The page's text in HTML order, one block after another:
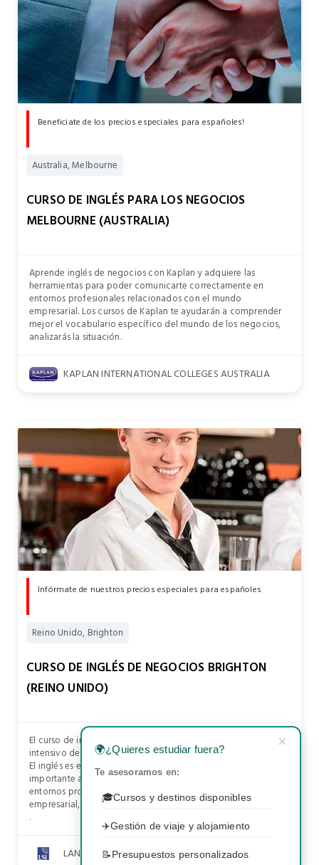
Beneficiate de los precios especiales para españoles!
Australia, Melbourne
CURSO DE INGLÉS PARA LOS NEGOCIOS
MELBOURNE (AUSTRALIA)
Aprende inglés de negocios con Kaplan y adquiere las
herramientas para poder comunicarte correctamente en
entornos profesionales relacionados con el mundo
empresarial. Los cursos de Kaplan te ayudarán a comprender
mejor el vocabulario específico del mundo de los negocios,
analizarás la situación.
KAPLAN INTERNATIONAL COLLEGES AUSTRALIA
Infórmate de nuestros precios especiales para españoles
Reino Unido, Brighton
CURSO DE INGLÉS DE NEGOCIOS BRIGHTON
(REINO UNIDO)
El curso de inglés de negocios forma parte del programa
intensivo de LSI Brighton.
El inglés es el idioma fundamental de los negocios, por ello, es
importante aprender a comunicarse correctamente en
entornos profesionales relacionados con el mundo
empresarial, tanto a nivel hablado como escrito.
.
LANGUAGE STUDIES INTERNATIONAL UK LSI
×
🌍¿Quieres estudiar fuera?
Te asesoramos en:
🎓Cursos y destinos disponibles
✈️Gestión de viaje y alojamiento
📝 Presupuestos personalizados